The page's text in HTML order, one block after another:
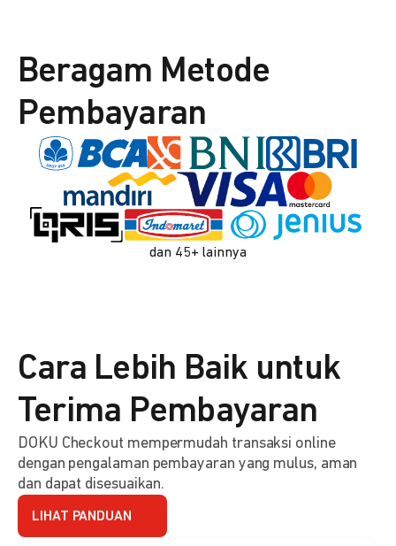
Beragam Metode
Pembayaran
dan 45+ lainnya
Cara Lebih Baik untuk
Terima Pembayaran
DOKU Checkout mempermudah transaksi online
dengan pengalaman pembayaran yang mulus, aman
dan dapat disesuaikan.
LIHAT PANDUAN